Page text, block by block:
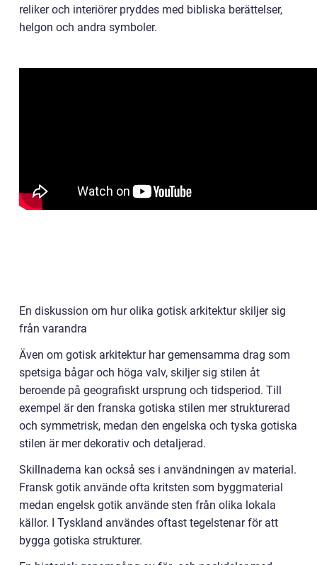
reliker och interiörer pryddes med bibliska berättelser,
helgon och andra symboler.
En diskussion om hur olika gotisk arkitektur skiljer sig
från varandra
Även om gotisk arkitektur har gemensamma drag som
spetsiga bågar och höga valv, skiljer sig stilen åt
beroende på geografiskt ursprung och tidsperiod. Till
exempel är den franska gotiska stilen mer strukturerad
och symmetrisk, medan den engelska och tyska gotiska
stilen är mer dekorativ och detaljerad.
Skillnaderna kan också ses i användningen av material.
Fransk gotik använde ofta kritsten som byggmaterial
medan engelsk gotik använde sten från olika lokala
källor. I Tyskland användes oftast tegelstenar för att
bygga gotiska strukturer.